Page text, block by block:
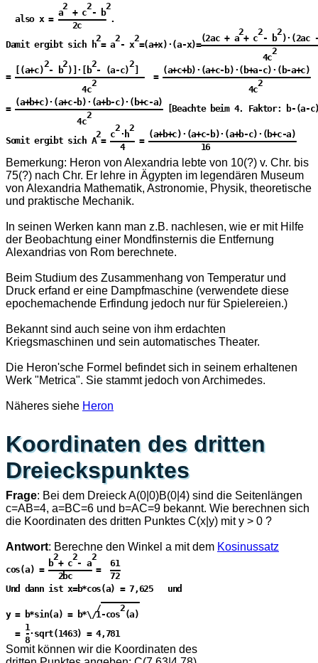
            2    2   2
           a  + c - b
  also x = —————————— .
              2c
2   2   2
2   2   2             (2ac + a + c - b )·(2ac
Damit ergibt sich h = a - x =(a+x)·(a-
                                                        2
                                                      4c
        2   2     2       2
  [(a+c) - b )]·[b - (a-c) ]     (a+c+b)·(a+c-b)·(b+a-c)·(b-a+c)
= ———————————————————————————  = ———————————————————————————————
                  2                                  2
                4c                                 4c
  (a+b+c)·(a+c-b)·(a+b-c)·(b+c-a)
= ——————————————————————————————— [Beachte beim 4. Faktor: b-
                 2
               4c
                       2  2
                   2  c ·h    (a+b+c)·(a+c-b)·(a+b-c)·(b+c-a)
Somit ergibt sich A = ————— = ———————————————————————————————
                        4                16
Bemerkung: Heron von Alexandria lebte von 10(?) v. Chr. bis
75(?) nach Chr. Er lehre in Ägypten im legendären Museum
von Alexandria Mathematik, Astronomie, Physik, theoretische
und praktische Mechanik.
In seinen Werken kann man z.B. nachlesen, wie er mit Hilfe
der Beobachtung einer Mondfinsternis die Entfernung
Alexandrias von Rom berechnete.
Beim Studium des Zusammenhang von Temperatur und
Druck erfand er eine Dampfmaschine (verwendete diese
epochemachende Erfindung jedoch nur für Spielereien.)
Bekannt sind auch seine von ihm erdachten
Kriegsmaschinen und sein automatisches Theater.
Die Heron'sche Formel befindet sich in seinem erhaltenen
Werk "Metrica". Sie stammt jedoch von Archimedes.
Näheres siehe Heron
Koordinaten des dritten
Dreieckspunktes
Frage: Bei dem Dreieck A(0|0)B(0|4) sind die Seitenlängen
c=AB=4, a=BC=6 und b=AC=9 bekannt. Wie berechnen sich
die Koordinaten des dritten Punktes C(x|y) mit y > 0 ?
Antwort: Berechne den Winkel a mit dem Kosinussatz
          2   2   2
         b + c - a    61
cos(a) = ————————— =  ——
           2bc        72
Und dann ist x=b*cos(a) = 7,625
   und
                    ————————
                   /    2
y = b*sin(a) = b*\/1-cos (a)
    1
  = -·sqrt(1463) = 4,781
    8
Somit können wir die Koordinaten des